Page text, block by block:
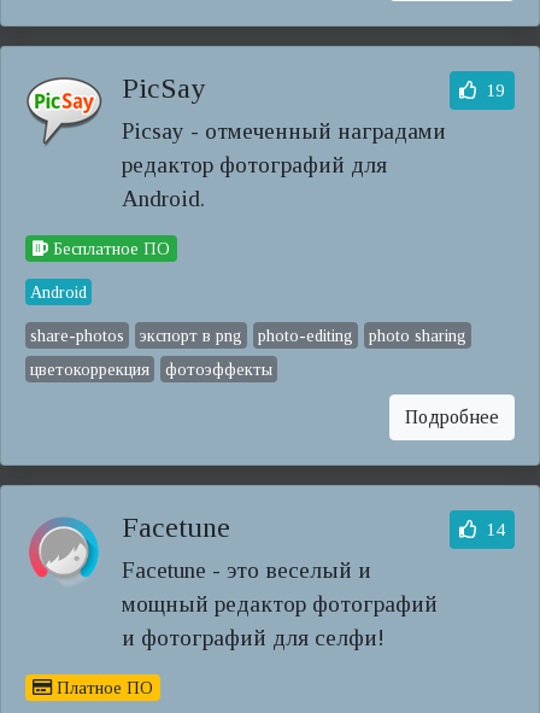
PicSay
Picsay - отмеченный наградами
редактор фотографий для
Android.
19
Бесплатное ПО
Android
share-photos экспорт в png photo-editing
photo sharing
цветокоррекция
фотоэффекты
Подробнее
Facetune
Facetune - это веселый и
мощный редактор фотографий
и фотографий для селфи!
14
Платное ПО